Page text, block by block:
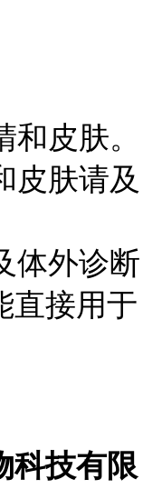
皮肤。
皮肤请及
体外诊断
直接用于
科技有限